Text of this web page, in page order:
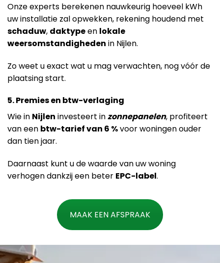
Onze experts berekenen nauwkeurig hoeveel kWh
uw installatie zal opwekken, rekening houdend met
schaduw, daktypeen lokale
weersomstandigheden in Nijlen.
Zo weet u exact wat u mag verwachten, nog vóór de
plaatsing start.
5. Premies en btw-verlaging
Wie in Nijlen investeert inzonnepanelen, profiteert
van een btw-tarief van 6 %voor woningen ouder
dan tien jaar.
Daarnaast kunt u de waarde van uw woning
verhogen dankzij een beter EPC-label.
MAAK EEN AFSPRAAK